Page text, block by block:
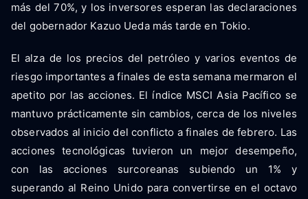
más del 70%, y los inversores esperan las declaraciones
del gobernador Kazuo Ueda más tarde en Tokio.
El alza de los precios del petróleo y varios eventos de
riesgo importantes a finales de esta semana mermaron el
apetito por las acciones. El índice MSCI Asia Pacífico se
mantuvo prácticamente sin cambios, cerca de los niveles
observados al inicio del conflicto a finales de febrero. Las
acciones tecnológicas tuvieron un mejor desempeño,
con las acciones surcoreanas subiendo un 1% y
superando al Reino Unido para convertirse en el octavo